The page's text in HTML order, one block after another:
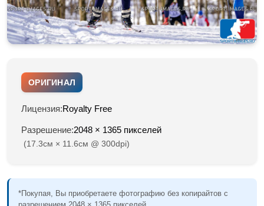
ОРИГИНАЛ
Лицензия:Royalty Free
Разрешение:2048 × 1365 пикселей
(17.3см × 11.6см @ 300dpi)
*Покупая, Вы приобретаете фотографию без копирайтов с